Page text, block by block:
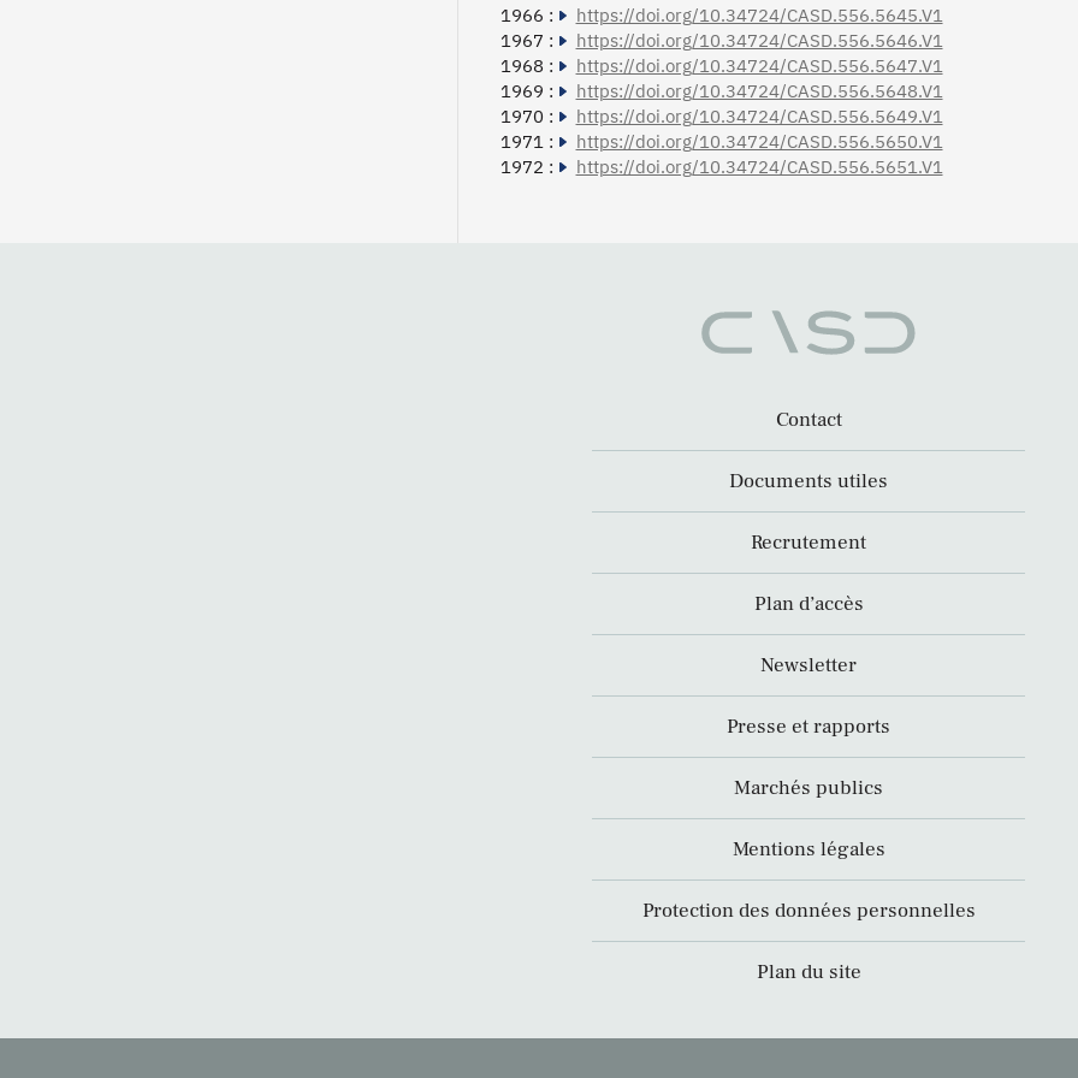
1966 :
https://doi.org/10.34724/CASD.556.5645.V1
1967 :
https://doi.org/10.34724/CASD.556.5646.V1
1968 :
https://doi.org/10.34724/CASD.556.5647.V1
1969 :
https://doi.org/10.34724/CASD.556.5648.V1
1970 :
https://doi.org/10.34724/CASD.556.5649.V1
1971 :
https://doi.org/10.34724/CASD.556.5650.V1
1972 :
https://doi.org/10.34724/CASD.556.5651.V1
Contact
Documents utiles
Recrutement
Plan d’accès
Newsletter
Presse et rapports
Marchés publics
Mentions légales
Protection des données personnelles
Plan du site